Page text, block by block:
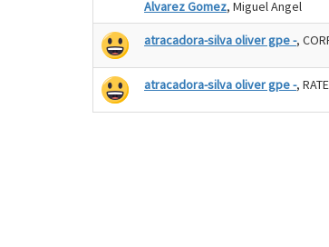
Alvarez Gomez, Miguel Angel
atracadora-silva oliver gpe -,
atracadora-silva oliver gpe -,